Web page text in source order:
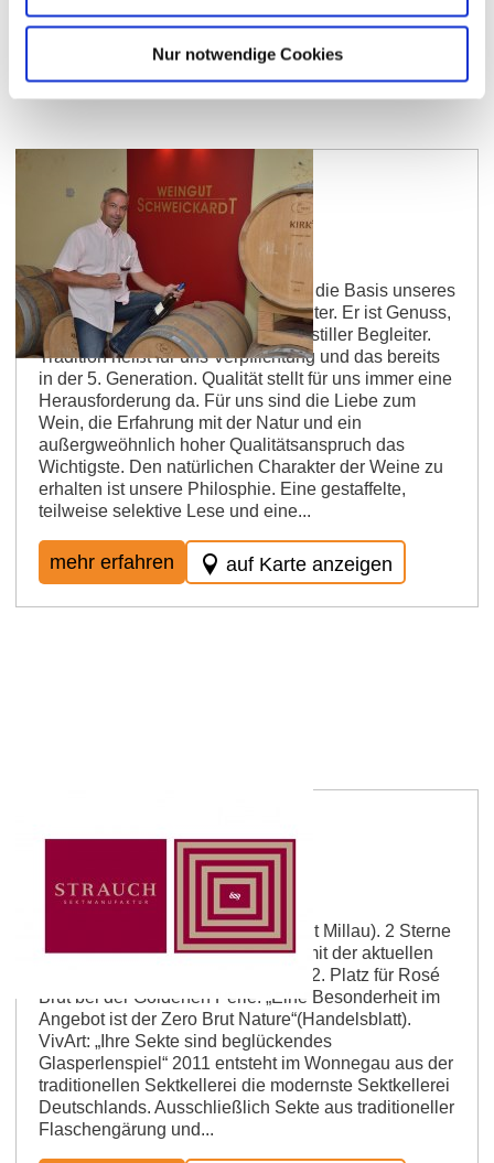
Nur notwendige Cookies
Weingut Schweickardt
Unser Weingut und die Weine sind die Basis unseres
Erfolges. Ein Wein hat viele Gesichter. Er ist Genuss,
Leben und Geselligkeit, aber auch stiller Begleiter.
Tradition heißt für uns Verpflichtung und das bereits
in der 5. Generation. Qualität stellt für uns immer eine
Herausforderung da. Für uns sind die Liebe zum
Wein, die Erfahrung mit der Natur und ein
außergweöhnlich hoher Qualitätsanspruch das
Wichtigste. Den natürlichen Charakter der Weine zu
erhalten ist unsere Philosphie. Eine gestaffelte,
teilweise selektive Lese und eine...
mehr erfahren auf Karte anzeigen
Strauch Sektmanufaktur
Entdeckung des Jahres 2015 (Gault Millau). 2 Sterne
„Ein beeindruckendes Debüt wird mit der aktuellen
Kollektion bestätigt“ (Eichelmann). 2. Platz für Rosé
Brut bei der Goldenen Perle. „Eine Besonderheit im
Angebot ist der Zero Brut Nature“(Handelsblatt).
VivArt: „Ihre Sekte sind beglückendes
Glasperlenspiel“ 2011 entsteht im Wonnegau aus der
traditionellen Sektkellerei die modernste Sektkellerei
Deutschlands. Ausschließlich Sekte aus traditioneller
Flaschengärung und...